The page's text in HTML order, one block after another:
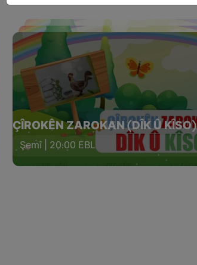
ÇÎROKÊN ZAROKAN (DÎK Û KÎSO)
Şemî | 20:00 EBL